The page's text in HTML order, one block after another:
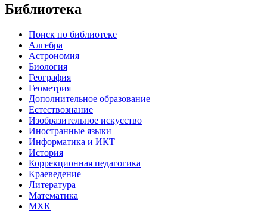
Библиотека
Поиск по библиотеке
Алгебра
Астрономия
Биология
География
Геометрия
Дополнительное образование
Естествознание
Изобразительное искусство
Иностранные языки
Информатика и ИКТ
История
Коррекционная педагогика
Краеведение
Литература
Математика
МХК